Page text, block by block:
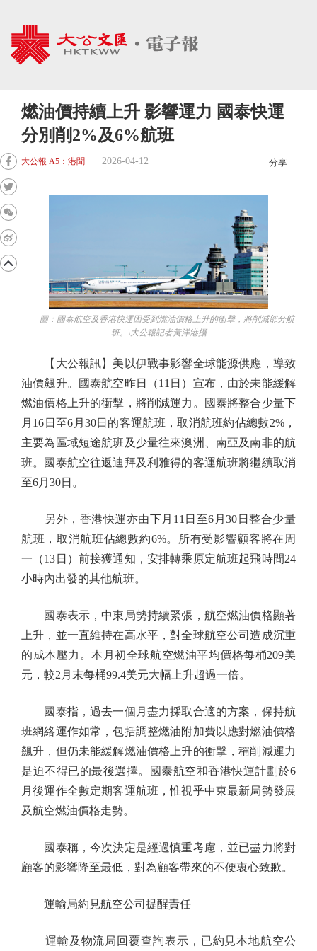
燃油價持續上升 影響運力 國泰快運
分別削2%及6%航班
大公報 A5：港聞 2026-04-12 分享
圖：國泰航空及香港快運因受到燃油價格上升的衝擊，將削減部分航
班。\大公報記者黃洋港攝
【大公報訊】美以伊戰事影響全球能源供應，導致
油價飆升。國泰航空昨日（11日）宣布，由於未能緩解
燃油價格上升的衝擊，將削減運力。國泰將整合少量下
月16日至6月30日的客運航班，取消航班約佔總數2%，
主要為區域短途航班及少量往來澳洲、南亞及南非的航
班。國泰航空往返迪拜及利雅得的客運航班將繼續取消
至6月30日。
另外，香港快運亦由下月11日至6月30日整合少量
航班，取消航班佔總數約6%。所有受影響顧客將在周
一（13日）前接獲通知，安排轉乘原定航班起飛時間24
小時內出發的其他航班。
國泰表示，中東局勢持續緊張，航空燃油價格顯著
上升，並一直維持在高水平，對全球航空公司造成沉重
的成本壓力。本月初全球航空燃油平均價格每桶209美
元，較2月末每桶99.4美元大幅上升超過一倍。
國泰指，過去一個月盡力採取合適的方案，保持航
班網絡運作如常，包括調整燃油附加費以應對燃油價格
飆升，但仍未能緩解燃油價格上升的衝擊，稱削減運力
是迫不得已的最後選擇。國泰航空和香港快運計劃於6
月後運作全數定期客運航班，惟視乎中東最新局勢發展
及航空燃油價格走勢。
國泰稱，今次決定是經過慎重考慮，並已盡力將對
顧客的影響降至最低，對為顧客帶來的不便衷心致歉。
運輸局約見航空公司提醒責任
運輸及物流局回覆查詢表示，已約見本地航空公